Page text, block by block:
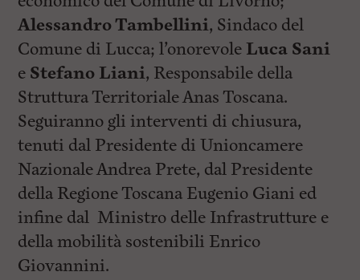
Alessandro Tambellini, Sindaco del
Comune di Lucca; l’onorevole Luca Sani
e Stefano Liani, Responsabile della
Struttura Territoriale Anas Toscana.
Seguiranno gli interventi di chiusura,
tenuti dal Presidente di Unioncamere
Nazionale Andrea Prete, dal Presidente
della Regione Toscana Eugenio Giani ed
infine dal Ministro delle Infrastrutture e
della mobilità sostenibili Enrico
Giovannini.